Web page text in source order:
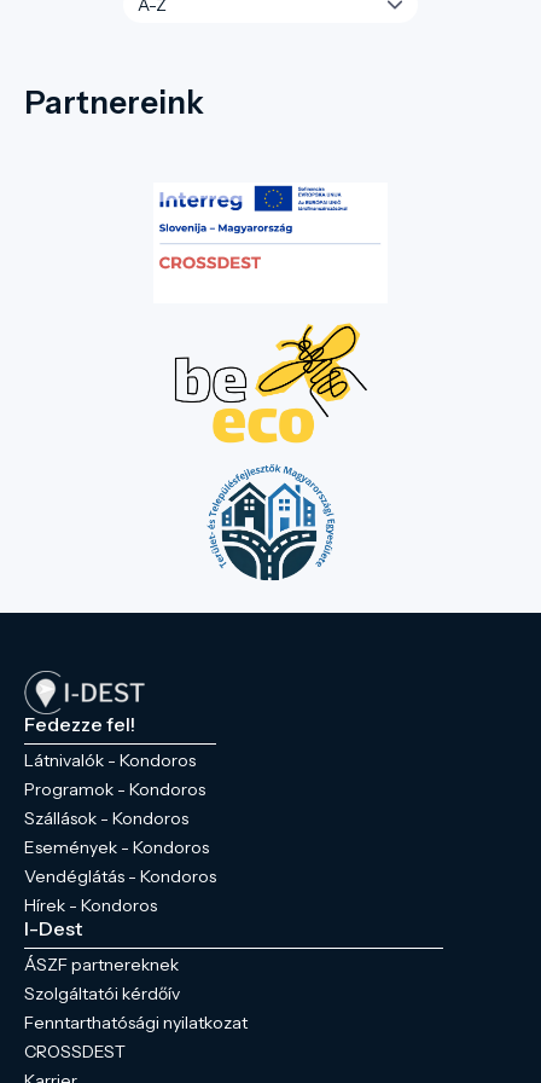
Partnereink
Fedezze fel!
Látnivalók - Kondoros
Programok - Kondoros
Szállások - Kondoros
Események - Kondoros
Vendéglátás - Kondoros
Hírek - Kondoros
I-Dest
ÁSZF partnereknek
Szolgáltatói kérdőív
Fenntarthatósági nyilatkozat
CROSSDEST